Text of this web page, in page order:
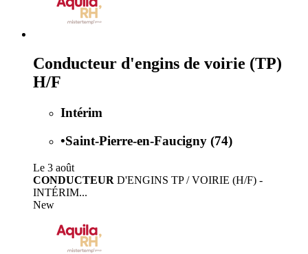
Conducteur d'engins de voirie (TP)
H/F
Intérim
•Saint-Pierre-en-Faucigny (74)
Le 3 août
CONDUCTEUR D'ENGINS TP / VOIRIE (H/F) -
INTÉRIM...
New